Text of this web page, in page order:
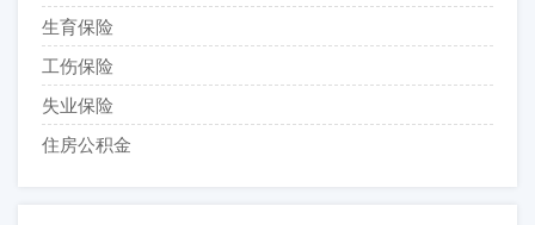
生育保险
工伤保险
失业保险
住房公积金